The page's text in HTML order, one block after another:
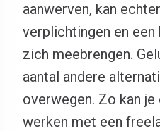
aanwerven, kan
verplichtingen en
zich meebrengen.
aantal andere
overwegen. Zo kan
werken met een